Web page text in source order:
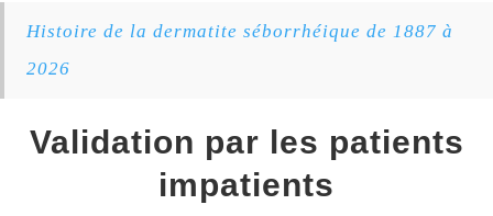
Histoire de la dermatite séborrhéique de 1887 à
2026
Validation par les patients
impatients